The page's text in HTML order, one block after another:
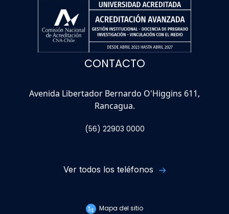
CONTACTO
Avenida Libertador Bernardo O'Higgins 611,
Rancagua.
(56) 22903 0000
Ver todos los teléfonos
Mapa del sitio